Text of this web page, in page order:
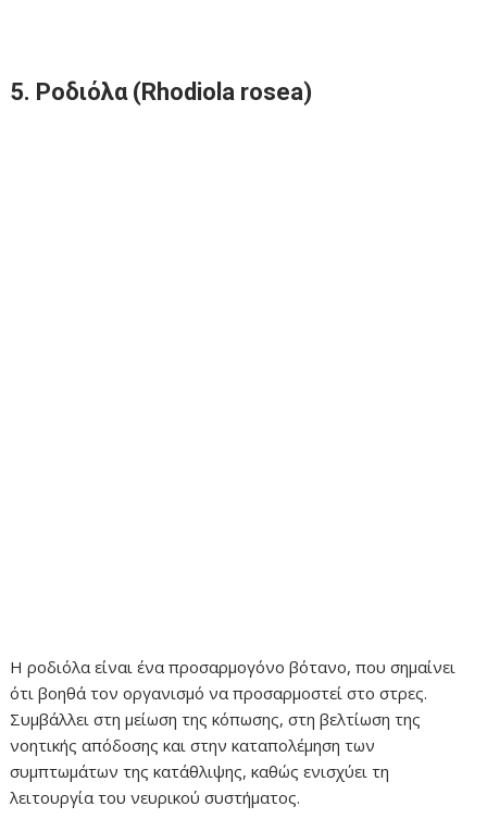
5. Ροδιόλα (Rhodiola rosea)
Η ροδιόλα είναι ένα προσαρμογόνο βότανο, που σημαίνει
ότι βοηθά τον οργανισμό να προσαρμοστεί στο στρες.
Συμβάλλει στη μείωση της κόπωσης, στη βελτίωση της
νοητικής απόδοσης και στην καταπολέμηση των
συμπτωμάτων της κατάθλιψης, καθώς ενισχύει τη
λειτουργία του νευρικού συστήματος.